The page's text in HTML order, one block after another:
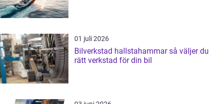
01 juli 2026
Bilverkstad hallstahammar så väljer du
rätt verkstad för din bil